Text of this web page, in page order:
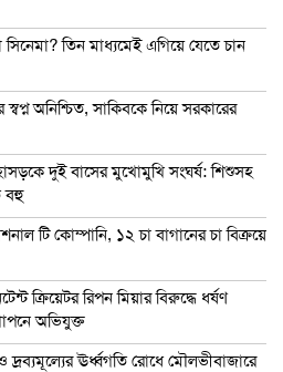
সিনেমা? তিন মাধ্যমেই এগিয়ে যেতে চান
স্বপ্ন অনিশ্চিত, সাকিবকে নিয়ে সরকারের
দুই বাসের মুখোমুখি সংঘর্ষ: শিশুসহ
বহু
টি কোম্পানি, ১২ চা বাগানের চা বিক্রয়ে
ক্রিয়েটর রিপন মিয়ার বিরুদ্ধে ধর্ষণ
অভিযুক্ত
দ্রব্যমূল্যের ঊর্ধ্বগতি রোধে মৌলভীবাজারে